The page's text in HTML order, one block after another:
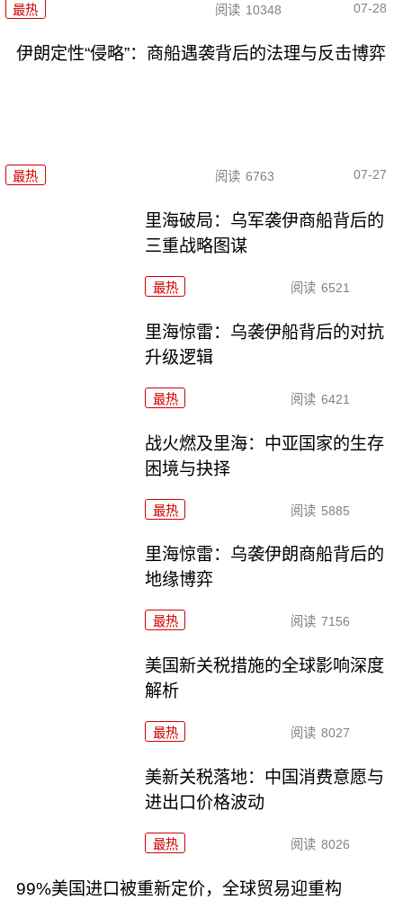
最热 阅读 10348 07-28
伊朗定性“侵略”：商船遇袭背后的法理与反击博弈
最热 阅读 6763 07-27
里海破局：乌军袭伊商船背后的
三重战略图谋
最热 阅读 6521
里海惊雷：乌袭伊船背后的对抗
升级逻辑
最热 阅读 6421
战火燃及里海：中亚国家的生存
困境与抉择
最热 阅读 5885
里海惊雷：乌袭伊朗商船背后的
地缘博弈
最热 阅读 7156
美国新关税措施的全球影响深度
解析
最热 阅读 8027
美新关税落地：中国消费意愿与
进出口价格波动
最热 阅读 8026
99%美国进口被重新定价，全球贸易迎重构